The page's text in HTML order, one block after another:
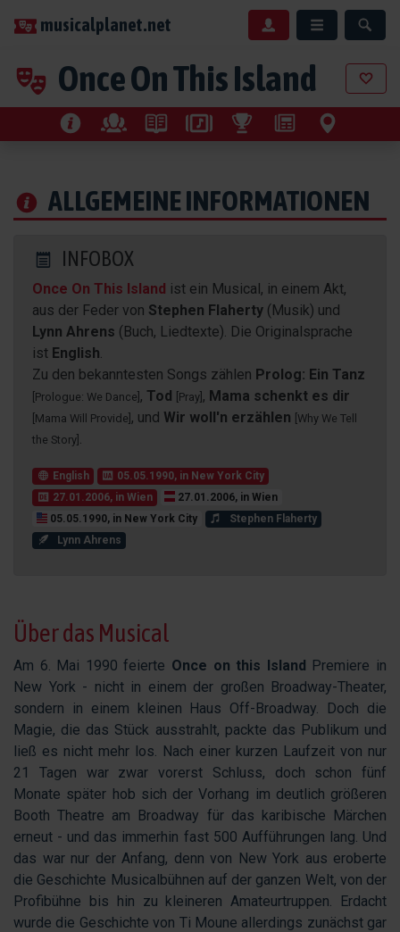
musicalplanet.net
Once On This Island
ALLGEMEINE INFORMATIONEN
INFOBOX
Once On This Island ist ein Musical, in einem Akt,
aus der Feder von Stephen Flaherty (Musik) und
Lynn Ahrens (Buch, Liedtexte). Die Originalsprache
ist English.
Zu den bekanntesten Songs zählen Prolog: Ein Tanz
[Prologue: We Dance] , Tod [Pray] , Mama schenkt es dir
[Mama Will Provide] , und Wir woll'n erzählen [Why We Tell
the Story] .
English
05.05.1990, in New York City
27.01.2006, in Wien
27.01.2006, in Wien
05.05.1990, in New York City
Stephen Flaherty
Lynn Ahrens
Über das Musical
Am 6. Mai 1990 feierte Once on this Island Premiere in
New York - nicht in einem der großen Broadway-Theater,
sondern in einem kleinen Haus Off-Broadway. Doch die
Magie, die das Stück ausstrahlt, packte das Publikum und
ließ es nicht mehr los. Nach einer kurzen Laufzeit von nur
21 Tagen war zwar vorerst Schluss, doch schon fünf
Monate später hob sich der Vorhang im deutlich größeren
Booth Theatre am Broadway für das karibische Märchen
erneut - und das immerhin fast 500 Aufführungen lang. Und
das war nur der Anfang, denn von New York aus eroberte
die Geschichte Musicalbühnen auf der ganzen Welt, von der
Profibühne bis hin zu kleineren Amateurtruppen. Erdacht
wurde die Geschichte von Ti Moune allerdings zunächst gar